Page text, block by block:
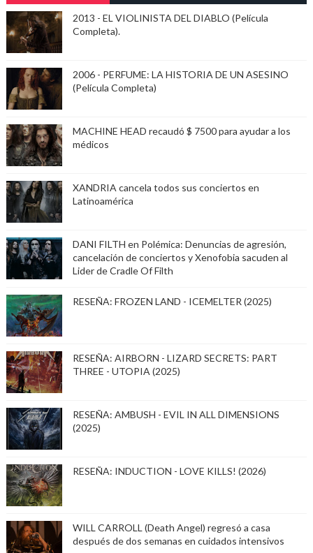
2013 - EL VIOLINISTA DEL DIABLO (Película
Completa).
2006 - PERFUME: LA HISTORIA DE UN ASESINO
(Película Completa)
MACHINE HEAD recaudó $ 7500 para ayudar a los
médicos
XANDRIA cancela todos sus conciertos en
Latinoamérica
DANI FILTH en Polémica: Denuncias de agresión,
cancelación de conciertos y Xenofobia sacuden al
Lider de Cradle Of Filth
RESEÑA: FROZEN LAND - ICEMELTER (2025)
RESEÑA: AIRBORN - LIZARD SECRETS: PART
THREE - UTOPIA (2025)
RESEÑA: AMBUSH - EVIL IN ALL DIMENSIONS
(2025)
RESEÑA: INDUCTION - LOVE KILLS! (2026)
WILL CARROLL (Death Angel) regresó a casa
después de dos semanas en cuidados intensivos